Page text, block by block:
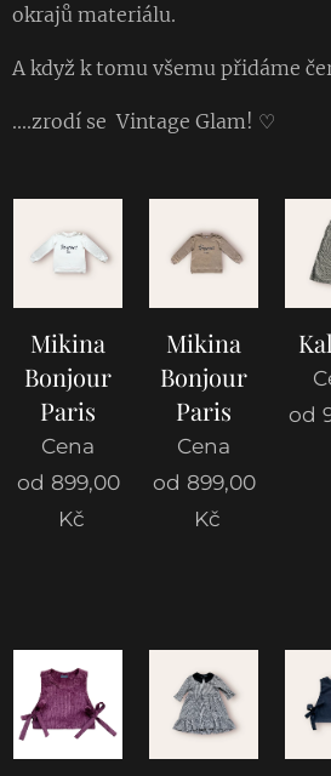
okrajů materiálu.
A když k tomu všemu přidáme
....zrodí se Vintage Glam! ♡
Mikina
Bonjour
Paris
Cena
od 899,00
Kč
Mikina
Bonjour
Paris
Cena
od 899,00
Kč
od